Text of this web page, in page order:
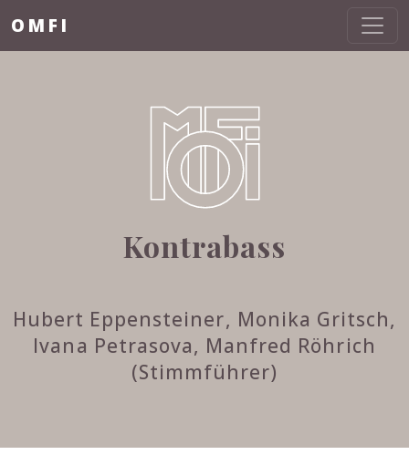
OMFI
Kontrabass
Hubert Eppensteiner, Monika Gritsch,
Ivana Petrasova, Manfred Röhrich
(Stimmführer)